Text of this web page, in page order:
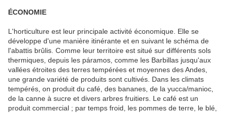
ÉCONOMIE
L'horticulture est leur principale activité économique. Elle se
développe d'une manière itinérante et en suivant le schéma de
l'abattis brûlis. Comme leur territoire est situé sur différents sols
thermiques, depuis les páramos, comme les Barbillas jusqu'aux
vallées étroites des terres tempérées et moyennes des Andes,
une grande variété de produits sont cultivés. Dans les climats
tempérés, on produit du café, des bananes, de la yucca/manioc,
de la canne à sucre et divers arbres fruitiers. Le café est un
produit commercial ; par temps froid, les pommes de terre, le blé,